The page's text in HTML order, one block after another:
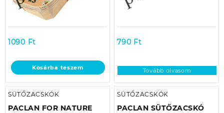
1090 Ft
Kosárba teszem
790 Ft
Tovább olvasom
SÜTŐZACSKÓK
PACLAN FOR NATURE
SÜTŐZACSKÓK
PACLAN SÜTŐZACSKÓ